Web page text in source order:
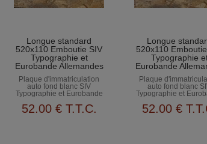
Longue standard
520x110 Emboutie SIV
Typographie et
Eurobande Allemandes
Plaque d'immatriculation
auto fond blanc SIV
Typographie et Eurobande
52.00 € T.T.C.
Longue
520x110
Typographie
Eurobande
Plaque
auto fond blanc
Typographie et
52.00 €